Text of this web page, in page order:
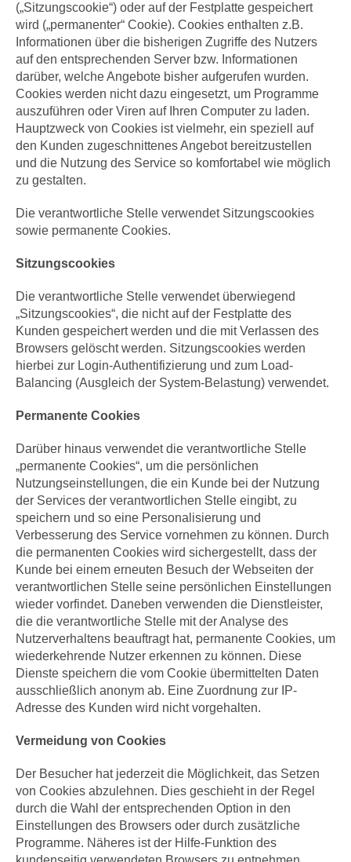
(„Sitzungscookie“) oder auf der Festplatte gespeichert
wird („permanenter“ Cookie). Cookies enthalten z.B.
Informationen über die bisherigen Zugriffe des Nutzers
auf den entsprechenden Server bzw. Informationen
darüber, welche Angebote bisher aufgerufen wurden.
Cookies werden nicht dazu eingesetzt, um Programme
auszuführen oder Viren auf Ihren Computer zu laden.
Hauptzweck von Cookies ist vielmehr, ein speziell auf
den Kunden zugeschnittenes Angebot bereitzustellen
und die Nutzung des Service so komfortabel wie möglich
zu gestalten.
Die verantwortliche Stelle verwendet Sitzungscookies
sowie permanente Cookies.
Sitzungscookies
Die verantwortliche Stelle verwendet überwiegend
„Sitzungscookies“, die nicht auf der Festplatte des
Kunden gespeichert werden und die mit Verlassen des
Browsers gelöscht werden. Sitzungscookies werden
hierbei zur Login-Authentifizierung und zum Load-
Balancing (Ausgleich der System-Belastung) verwendet.
Permanente Cookies
Darüber hinaus verwendet die verantwortliche Stelle
„permanente Cookies“, um die persönlichen
Nutzungseinstellungen, die ein Kunde bei der Nutzung
der Services der verantwortlichen Stelle eingibt, zu
speichern und so eine Personalisierung und
Verbesserung des Service vornehmen zu können. Durch
die permanenten Cookies wird sichergestellt, dass der
Kunde bei einem erneuten Besuch der Webseiten der
verantwortlichen Stelle seine persönlichen Einstellungen
wieder vorfindet. Daneben verwenden die Dienstleister,
die die verantwortliche Stelle mit der Analyse des
Nutzerverhaltens beauftragt hat, permanente Cookies, um
wiederkehrende Nutzer erkennen zu können. Diese
Dienste speichern die vom Cookie übermittelten Daten
ausschließlich anonym ab. Eine Zuordnung zur IP-
Adresse des Kunden wird nicht vorgehalten.
Vermeidung von Cookies
Der Besucher hat jederzeit die Möglichkeit, das Setzen
von Cookies abzulehnen. Dies geschieht in der Regel
durch die Wahl der entsprechenden Option in den
Einstellungen des Browsers oder durch zusätzliche
Programme. Näheres ist der Hilfe-Funktion des